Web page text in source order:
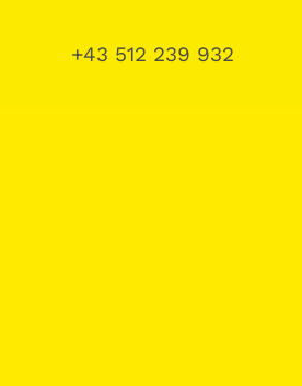
+43 512 239 932